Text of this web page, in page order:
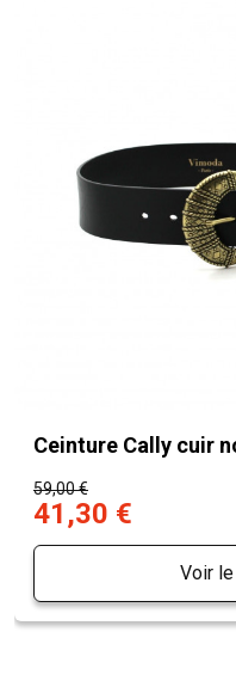
Ceinture Cally cuir
59,00 €
41,30 €
Voir